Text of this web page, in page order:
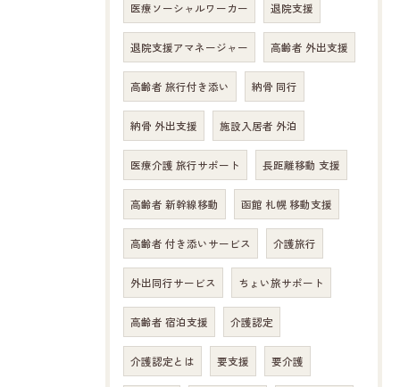
医療ソーシャルワーカー 退院支援
退院支援アマネージャー 高齢者 外出支援
高齢者 旅行付き添い 納骨 同行
納骨 外出支援 施設入居者 外泊
医療介護 旅行サポート 長距離移動 支援
高齢者 新幹線移動 函館 札幌 移動支援
高齢者 付き添いサービス 介護旅行
外出同行サービス ちょい旅サポート
高齢者 宿泊支援 介護認定
介護認定とは 要支援 要介護